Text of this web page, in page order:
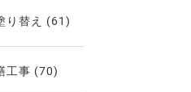
り替え (61)
工事 (70)